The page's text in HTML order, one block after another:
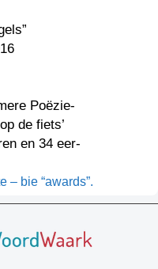
Poëzie-
de fiets’
en 34 eer-
– bie “awards”.